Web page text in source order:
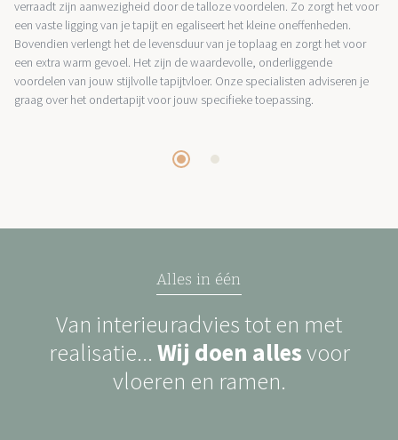
verraadt zijn aanwezigheid door de talloze voordelen. Zo zorgt het voor
een vaste ligging van je tapijt en egaliseert het kleine oneffenheden.
Bovendien verlengt het de levensduur van je toplaag en zorgt het voor
een extra warm gevoel. Het zijn de waardevolle, onderliggende
voordelen van jouw stijlvolle tapijtvloer. Onze specialisten adviseren je
graag over het ondertapijt voor jouw specifieke toepassing.
Alles in één
Van interieuradvies tot en met
realisatie... Wij doen allesvoor
vloeren en ramen.